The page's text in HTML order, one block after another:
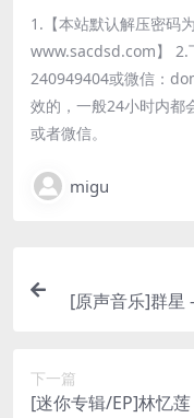
1.【本站默认解压密码
www.sacdsd.com】 2.
240949404或微信：
效的，一般24小时内都
或者微信。
migu
[原声音乐]群星
下一篇
[迷你专辑/EP]林忆